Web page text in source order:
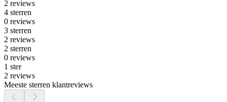
2 reviews
4 sterren
0 reviews
3 sterren
2 reviews
2 sterren
0 reviews
1 ster
2 reviews
Meeste sterren klantreviews